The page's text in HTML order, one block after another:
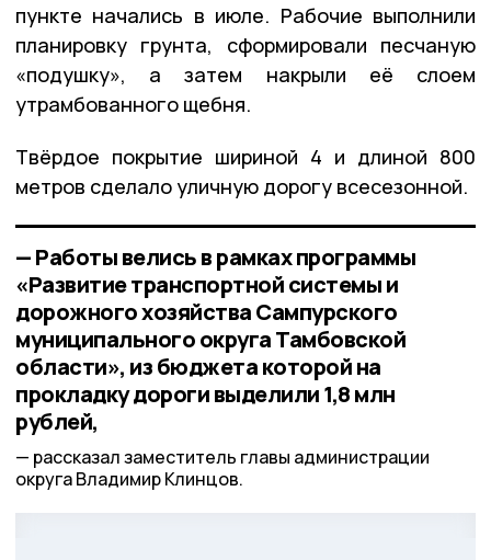
пункте начались в июле. Рабочие выполнили
планировку грунта, сформировали песчаную
«подушку», а затем накрыли её слоем
утрамбованного щебня.
Твёрдое покрытие шириной 4 и длиной 800
метров сделало уличную дорогу всесезонной.
— Работы велись в рамках программы
«Развитие транспортной системы и
дорожного хозяйства Сампурского
муниципального округа Тамбовской
области», из бюджета которой на
прокладку дороги выделили 1,8 млн
рублей,
рассказал заместитель главы администрации
округа Владимир Клинцов.